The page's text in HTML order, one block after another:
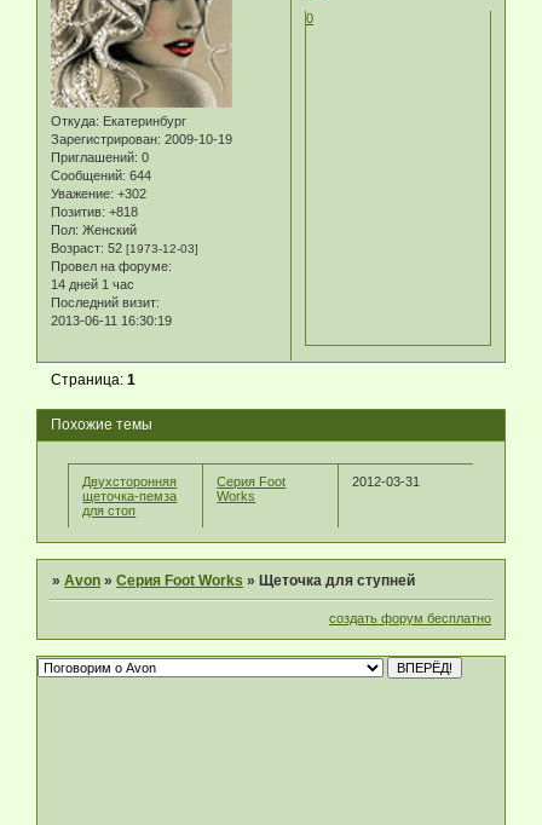
Откуда: Екатеринбург
Зарегистрирован: 2009-10-19
Приглашений: 0
Сообщений: 644
Уважение: +302
Позитив: +818
Пол: Женский
Возраст: 52 [1973-12-03]
Провел на форуме:
14 дней 1 час
Последний визит:
2013-06-11 16:30:19
0
Страница:1
Похожие темы
Двухсторонняя
щеточка-пемза
для стоп
Серия Foot
Works
2012-03-31
»Avon »Серия Foot Works » Щеточка для ступней
создать форум бесплатно